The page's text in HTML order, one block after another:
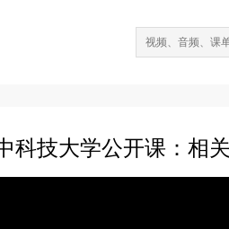
科技大学公开课：相